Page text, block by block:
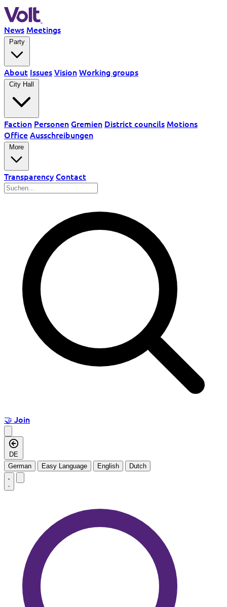
News Meetings
About IssuesVisionWorking groups
Faction PersonenGremien District councils Motions
OfficeAusschreibungen
Transparency Contact
🤝 Join
DE
German
Easy Language English Dutch